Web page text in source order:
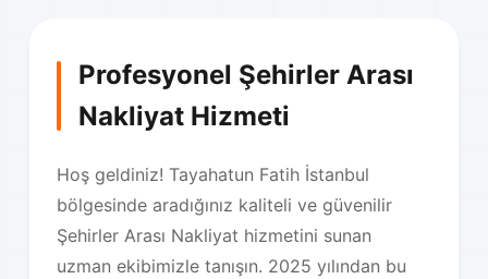
Profesyonel Şehirler Arası
Nakliyat Hizmeti
Hoş geldiniz! Tayahatun Fatih İstanbul
bölgesinde aradığınız kaliteli ve güvenilir
Şehirler Arası Nakliyat hizmetini sunan
uzman ekibimizle tanışın. 2025 yılından bu